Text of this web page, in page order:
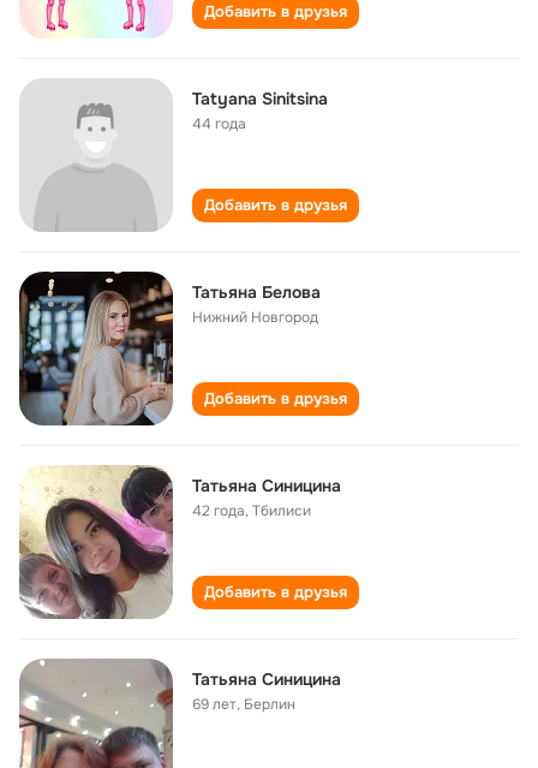
Добавить в друзья
Tatyana Sinitsina
44 года
Добавить в друзья
Татьяна Белова
Нижний Новгород
Добавить в друзья
Татьяна Синицина
42 года,Тбилиси
Добавить в друзья
Татьяна Синицина
69 лет, Берлин